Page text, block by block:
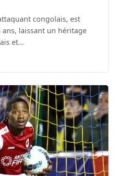
congolais, est
ans, laissant un héritage
et…